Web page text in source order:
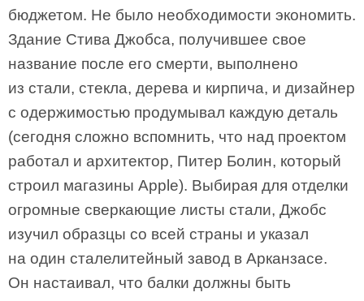
бюджетом. Не было необходимости экономить.
Здание Стива Джобса, получившее свое
название после его смерти, выполнено
из стали, стекла, дерева и кирпича, и дизайнер
с одержимостью продумывал каждую деталь
(сегодня сложно вспомнить, что над проектом
работал и архитектор, Питер Болин, который
строил магазины Apple). Выбирая для отделки
огромные сверкающие листы стали, Джобс
изучил образцы со всей страны и указал
на один сталелитейный завод в Арканзасе.
Он настаивал, что балки должны быть